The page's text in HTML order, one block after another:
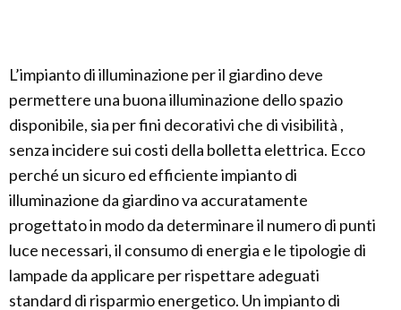
L’impianto di illuminazione per il giardino deve
permettere una buona illuminazione dello spazio
disponibile, sia per fini decorativi che di visibilità ,
senza incidere sui costi della bolletta elettrica. Ecco
perché un sicuro ed efficiente impianto di
illuminazione da giardino va accuratamente
progettato in modo da determinare il numero di punti
luce necessari, il consumo di energia e le tipologie di
lampade da applicare per rispettare adeguati
standard di risparmio energetico. Un impianto di